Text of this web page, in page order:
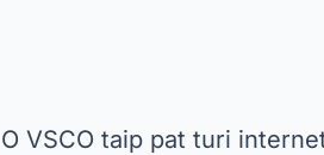
O VSCO taip pat turi